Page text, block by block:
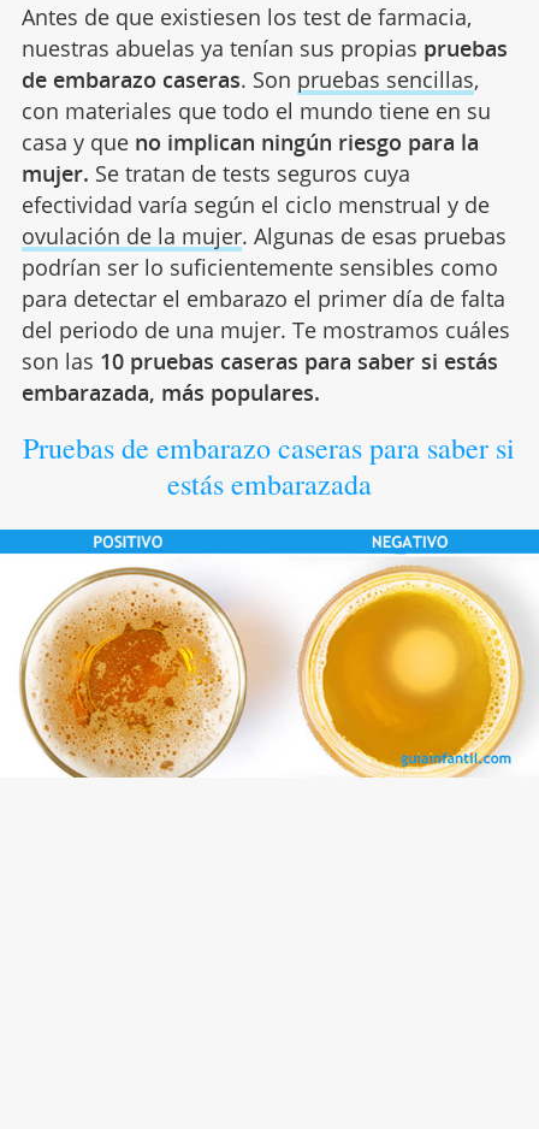
Antes de que existiesen los test de farmacia,
nuestras abuelas ya tenían sus propias pruebas
de embarazo caseras. Son pruebas sencillas,
con materiales que todo el mundo tiene en su
casa y que no implican ningún riesgo para la
mujer. Se tratan de tests seguros cuya
efectividad varía según el ciclo menstrual y de
ovulación de la mujer. Algunas de esas pruebas
podrían ser lo suficientemente sensibles como
para detectar el embarazo el primer día de falta
del periodo de una mujer. Te mostramos cuáles
son las 10 pruebas caseras para saber si estás
embarazada, más populares.
Pruebas de embarazo caseras para saber si
estás embarazada